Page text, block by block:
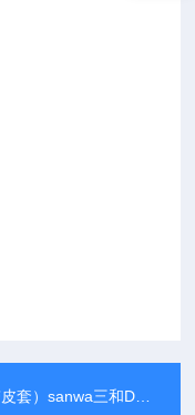
DCM400数显钳形表（带皮套）